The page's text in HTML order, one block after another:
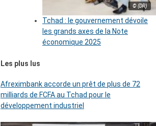
© (DR)
Tchad : le gouvernement dévoile
les grands axes de la Note
économique 2025
Les plus lus
Afreximbank accorde un prêt de plus de 72
milliards de FCFA au Tchad pour le
développement industriel